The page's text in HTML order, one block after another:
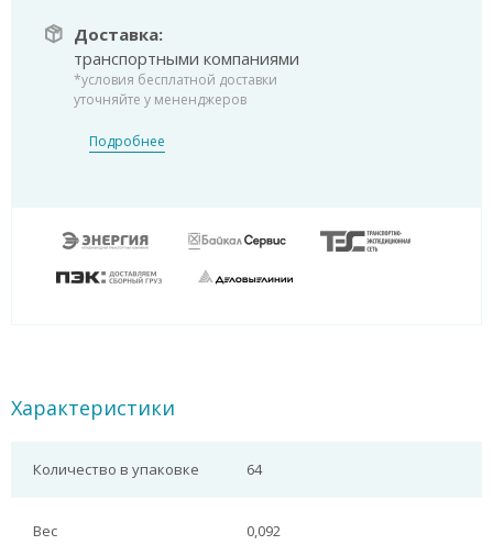
Доставка:
транспортными компаниями
*условия бесплатной доставки
уточняйте у мененджеров
Подробнее
Характеристики
Количество в упаковке 64
Вес 0,092